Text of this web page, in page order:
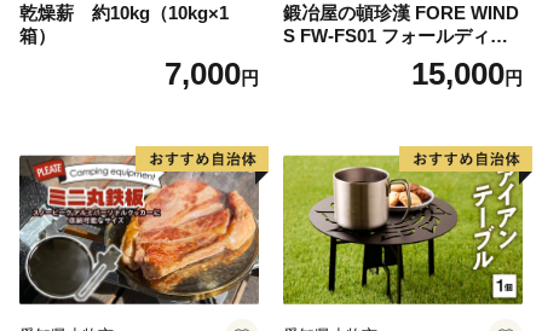
乾燥薪 約10kg（10kg×1
箱）
7,000円
鍛冶屋の頓珍漢 FORE WIND
S FW-FS01 フォールディン
グ キャンプストーブ専用 五
15,000円